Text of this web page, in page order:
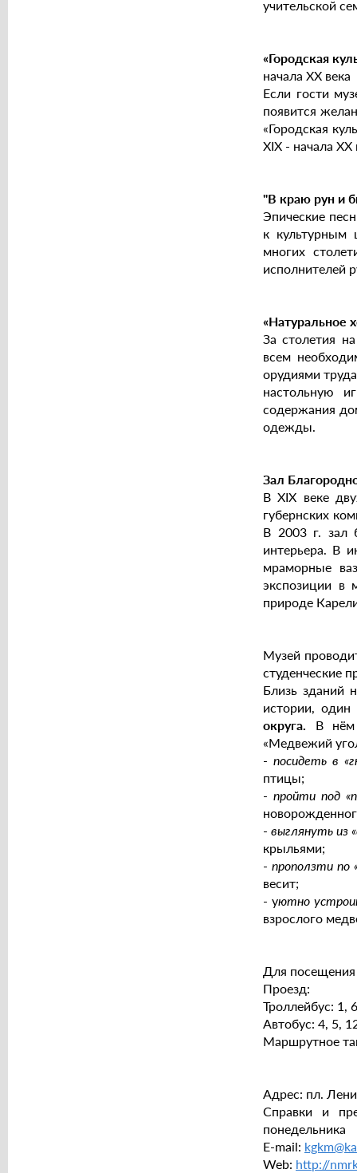
учительской
«Городская
начала ХХ века
Если гости
появится
«Городская
ХIХ - начала ХХ
"В краю рун и
Эпические
к культурным
многих
исполнителей
«Натуральное
За столетия
всем
орудиями
настольную
содержания
одежды.
Зал
В XIX веке
губернских
В 2003 г. зал
интерьера. В
мраморные
экспозиции в
природе
Музей
студенческие
Близь зданий
истории,
округа. В нём
«Медвежий
-посидеть в
птицы;
-пройти под
- выглянуть из
крыльями;
- проползти по
весит;
- уютно
взрослого
Для
Проезд:
Троллейбус: 1,
Автобус: 4, 5,
Маршрутное
Адрес: пл.
Справки и
понедельника
E-mail:
Web: http://